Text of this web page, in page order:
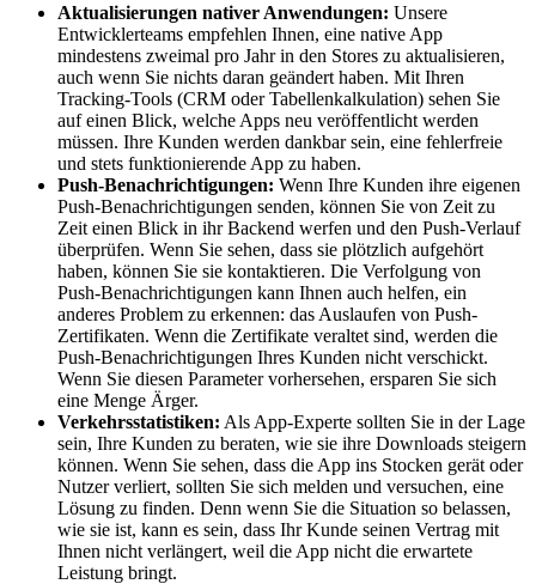
Aktualisierungen nativer Anwendungen: Unsere
Entwicklerteams empfehlen Ihnen, eine native App
mindestens zweimal pro Jahr in den Stores zu aktualisieren,
auch wenn Sie nichts daran geändert haben. Mit Ihren
Tracking-Tools (CRM oder Tabellenkalkulation) sehen Sie
auf einen Blick, welche Apps neu veröffentlicht werden
müssen. Ihre Kunden werden dankbar sein, eine fehlerfreie
und stets funktionierende App zu haben.
Push-Benachrichtigungen: Wenn Ihre Kunden ihre eigenen
Push-Benachrichtigungen senden, können Sie von Zeit zu
Zeit einen Blick in ihr Backend werfen und den Push-Verlauf
überprüfen. Wenn Sie sehen, dass sie plötzlich aufgehört
haben, können Sie sie kontaktieren. Die Verfolgung von
Push-Benachrichtigungen kann Ihnen auch helfen, ein
anderes Problem zu erkennen: das Auslaufen von Push-
Zertifikaten. Wenn die Zertifikate veraltet sind, werden die
Push-Benachrichtigungen Ihres Kunden nicht verschickt.
Wenn Sie diesen Parameter vorhersehen, ersparen Sie sich
eine Menge Ärger.
Verkehrsstatistiken: Als App-Experte sollten Sie in der Lage
sein, Ihre Kunden zu beraten, wie sie ihre Downloads steigern
können. Wenn Sie sehen, dass die App ins Stocken gerät oder
Nutzer verliert, sollten Sie sich melden und versuchen, eine
Lösung zu finden. Denn wenn Sie die Situation so belassen,
wie sie ist, kann es sein, dass Ihr Kunde seinen Vertrag mit
Ihnen nicht verlängert, weil die App nicht die erwartete
Leistung bringt.